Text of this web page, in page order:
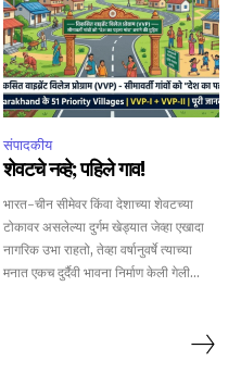
संपादकीय
शेवटचे नव्हे; पहिले गाव!
भारत-चीन सीमेवर किंवा देशाच्या शेवटच्या
टोकावर असलेल्या दुर्गम खेड्यात जेव्हा एखादा
नागरिक उभा राहतो, तेव्हा वर्षानुवर्षे त्याच्या
मनात एकच दुर्दैवी भावना निर्माण केली गेली...